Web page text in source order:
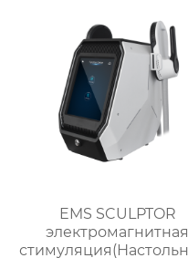
шт4-камерная
Манжеты для рук)
EMS SCULPTOR
электромагнитная